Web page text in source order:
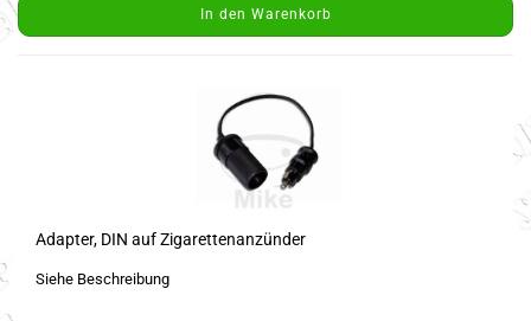
In den Warenkorb
Adapter, DIN auf Zigarettenanzünder
Siehe Beschreibung